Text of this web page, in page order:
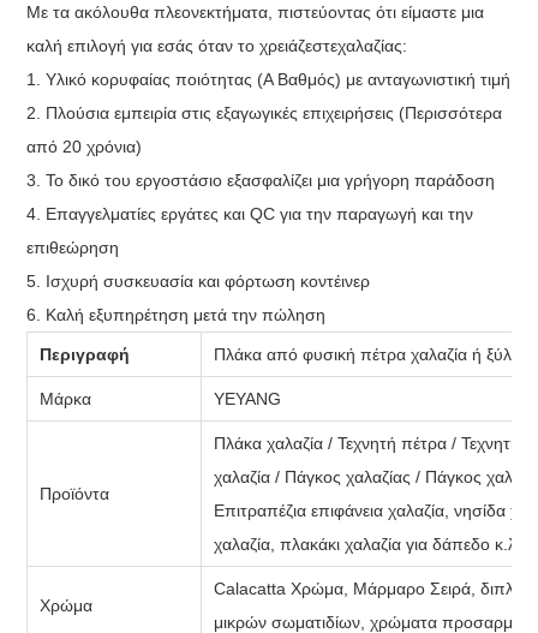
Με τα ακόλουθα πλεονεκτήματα, πιστεύοντας ότι είμαστε μια
καλή επιλογή για εσάς όταν το χρειάζεστεχαλαζίας:
1. Υλικό κορυφαίας ποιότητας (A Βαθμός) με ανταγωνιστική τιμή
2. Πλούσια εμπειρία στις εξαγωγικές επιχειρήσεις (Περισσότερα
από 20 χρόνια)
3. Το δικό του εργοστάσιο εξασφαλίζει μια γρήγορη παράδοση
4. Επαγγελματίες εργάτες και QC για την παραγωγή και την
επιθεώρηση
5. Ισχυρή συσκευασία και φόρτωση κοντέινερ
6. Καλή εξυπηρέτηση μετά την πώληση
Περιγραφή Πλάκα από φυσική πέτρα χαλαζία ή
Μάρκα YEYANG
Προϊόντα
Πλάκα χαλαζία / Τεχνητή πέτρα / Τεχνητή
χαλαζία / Πάγκος χαλαζίας / Πάγκος
Επιτραπέζια επιφάνεια χαλαζία, νησίδα
χαλαζία, πλακάκι χαλαζία για δάπεδο κ.λπ.
Χρώμα
Calacatta Χρώμα, Μάρμαρο Σειρά, διπλό
μικρών σωματιδίων, χρώματα